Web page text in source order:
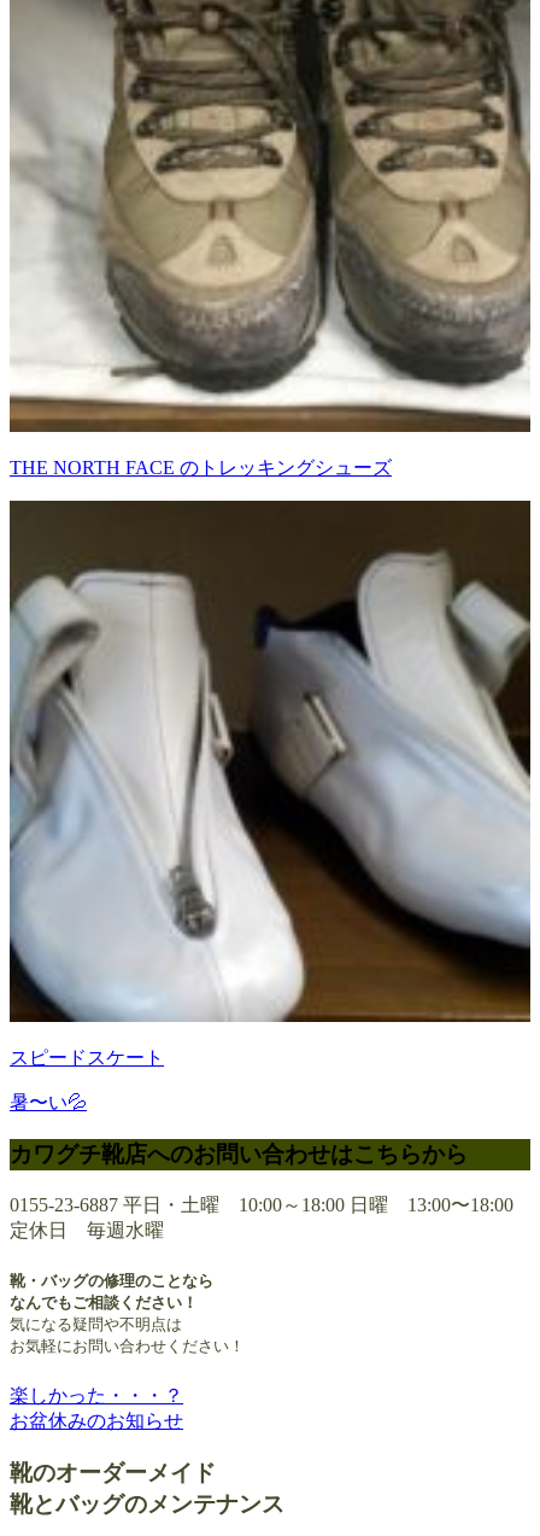
THE NORTH FACE のトレッキングシューズ
スピードスケート
暑〜い💦
カワグチ靴店へのお問い合わせはこちらから
0155-23-6887 平日・土曜 10:00～18:00 日曜 13:00〜18:00
定休日 毎週水曜
靴・バッグの修理のことなら
なんでもご相談ください！
気になる疑問や不明点は
お気軽にお問い合わせください！
投
稿
ナ
ビ
楽しかった・・・？
お盆休みのお知らせ
靴のオーダーメイド
靴とバッグのメンテナンス